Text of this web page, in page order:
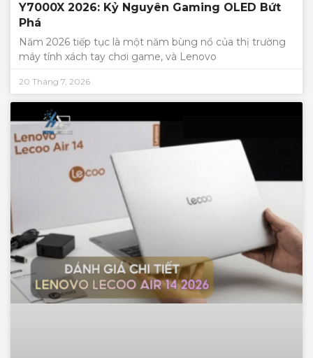
Y7000X 2026: Kỷ Nguyên Gaming OLED Bứt
Phá
Năm 2026 tiếp tục là một năm bùng nổ của thị trường
máy tính xách tay chơi game, và Lenovo
20 Tháng 7, 2026